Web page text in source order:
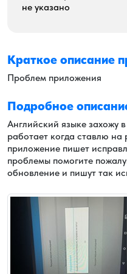
не указано
Краткое описание
Проблем приложения
Подробное
Английский языке захожу
работает когда ставлю на
приложение пишет
проблемы помогите
обновление и пишут так